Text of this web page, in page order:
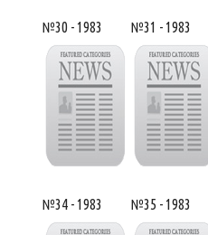
№30 - 1983 №31 - 1983
№34 - 1983 №35 - 1983